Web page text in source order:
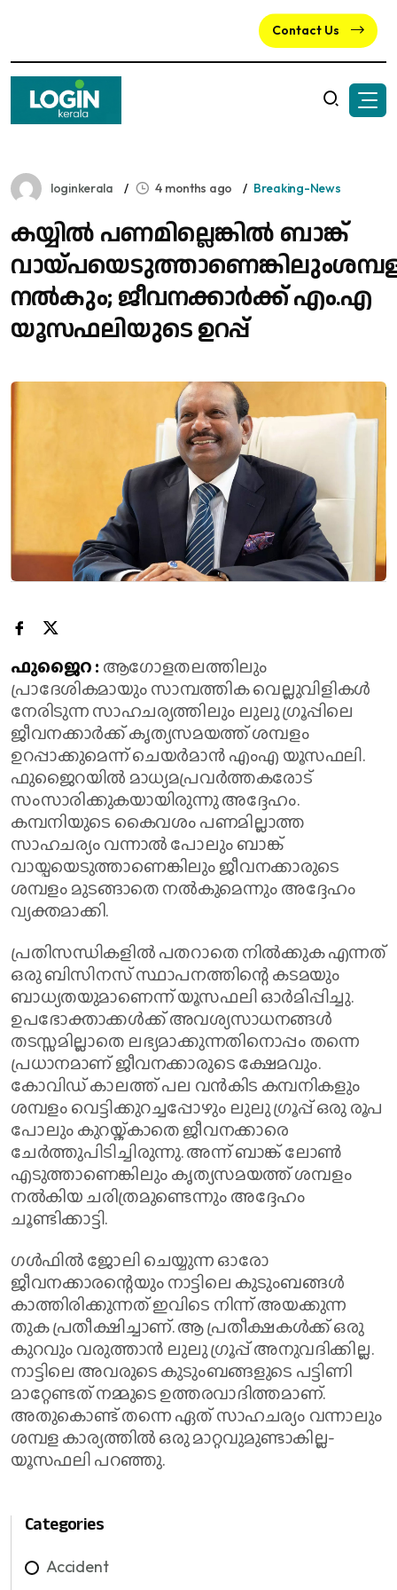
Contact Us
loginkerala 4 months ago Breaking-News
കയ്യിൽ പണമില്ലെങ്കിൽ ബാങ്ക്
നൽകും; ജീവനക്കാർക്ക് എം.എ
യൂസഫലിയുടെ ഉറപ്പ്
ഫുജൈറ : ആഗോളതലത്തിലും
പ്രാദേശികമായും സാമ്പത്തിക വെല്ലുവിളികൾ
നേരിടുന്ന സാഹചര്യത്തിലും ലുലു ഗ്രൂപ്പിലെ
ജീവനക്കാർക്ക് കൃത്യസമയത്ത് ശമ്പളം
ഉറപ്പാക്കുമെന്ന് ചെയർമാൻ എംഎ യൂസഫലി.
ഫുജൈറയിൽ മാധ്യമപ്രവർത്തകരോട്
സംസാരിക്കുകയായിരുന്നു അദ്ദേഹം.
കമ്പനിയുടെ കൈവശം പണമില്ലാത്ത
സാഹചര്യം വന്നാൽ പോലും ബാങ്ക്
വായ്പയെടുത്താണെങ്കിലും ജീവനക്കാരുടെ
ശമ്പളം മുടങ്ങാതെ നൽകുമെന്നും അദ്ദേഹം
വ്യക്തമാക്കി.
പ്രതിസന്ധികളിൽ പതറാതെ നിൽക്കുക എന്നത്
ഒരു ബിസിനസ് സ്ഥാപനത്തിന്റെ കടമയും
ബാധ്യതയുമാണെന്ന് യൂസഫലി ഓർമിപ്പിച്ചു.
ഉപഭോക്താക്കൾക്ക് അവശ്യസാധനങ്ങൾ
തടസ്സമില്ലാതെ ലഭ്യമാക്കുന്നതിനൊപ്പം തന്നെ
പ്രധാനമാണ് ജീവനക്കാരുടെ ക്ഷേമവും.
കോവിഡ് കാലത്ത് പല വൻകിട കമ്പനികളും
ശമ്പളം വെട്ടിക്കുറച്ചപ്പോഴും ലുലു ഗ്രൂപ്പ് ഒരു രൂപ
പോലും കുറയ്ക്കാതെ ജീവനക്കാരെ
ചേർത്തുപിടിച്ചിരുന്നു. അന്ന് ബാങ്ക് ലോൺ
എടുത്താണെങ്കിലും കൃത്യസമയത്ത് ശമ്പളം
നൽകിയ ചരിത്രമുണ്ടെന്നും അദ്ദേഹം
ചൂണ്ടിക്കാട്ടി.
ഗൾഫിൽ ജോലി ചെയ്യുന്ന ഓരോ
ജീവനക്കാരന്റെയും നാട്ടിലെ കുടുംബങ്ങൾ
കാത്തിരിക്കുന്നത് ഇവിടെ നിന്ന് അയക്കുന്ന
തുക പ്രതീക്ഷിച്ചാണ്. ആ പ്രതീക്ഷകൾക്ക് ഒരു
കുറവും വരുത്താൻ ലുലു ഗ്രൂപ്പ് അനുവദിക്കില്ല.
നാട്ടിലെ അവരുടെ കുടുംബങ്ങളുടെ പട്ടിണി
മാറ്റേണ്ടത് നമ്മുടെ ഉത്തരവാദിത്തമാണ്.
അതുകൊണ്ട് തന്നെ ഏത് സാഹചര്യം വന്നാലും
ശമ്പള കാര്യത്തിൽ ഒരു മാറ്റവുമുണ്ടാകില്ല-
യൂസഫലി പറഞ്ഞു.
Categories
Accident